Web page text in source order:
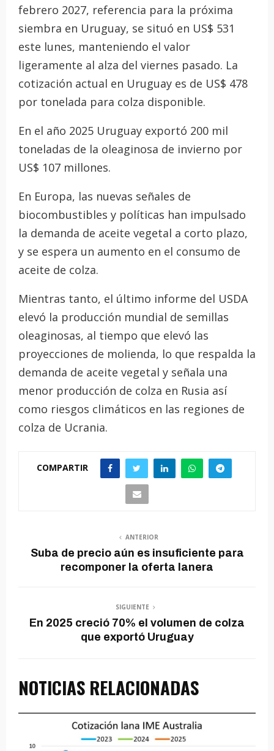
febrero 2027, referencia para la próxima
siembra en Uruguay, se situó en US$ 531
este lunes, manteniendo el valor
ligeramente al alza del viernes pasado. La
cotización actual en Uruguay es de US$ 478
por tonelada para colza disponible.
En el año 2025 Uruguay exportó 200 mil
toneladas de la oleaginosa de invierno por
US$ 107 millones.
En Europa, las nuevas señales de
biocombustibles y políticas han impulsado
la demanda de aceite vegetal a corto plazo,
y se espera un aumento en el consumo de
aceite de colza.
Mientras tanto, el último informe del USDA
elevó la producción mundial de semillas
oleaginosas, al tiempo que elevó las
proyecciones de molienda, lo que respalda la
demanda de aceite vegetal y señala una
menor producción de colza en Rusia así
como riesgos climáticos en las regiones de
colza de Ucrania.
COMPARTIR
ANTERIOR
Suba de precio aún es insuficiente para
recomponer la oferta lanera
SIGUIENTE
En 2025 creció 70% el volumen de colza
que exportó Uruguay
NOTICIAS RELACIONADAS